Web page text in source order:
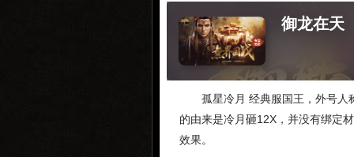
御龙在天
孤星冷月 经典服国王，外号人
的由来是冷月砸12X，并没有绑定
效果。